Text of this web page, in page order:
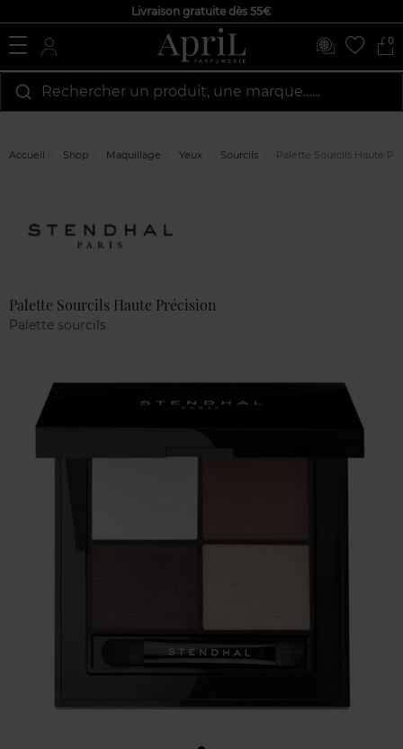
Livraison gratuite dès 55€
0
Rechercher un produit, une marque…...
Accueil Shop Maquillage Yeux Sourcils Palette Sourcils Haute
Palette Sourcils Haute Précision
Palette sourcils